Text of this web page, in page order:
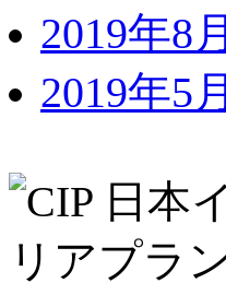
2019年8月
2019年5月